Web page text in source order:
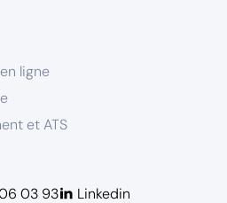
ligne
et ATS
03 93 Linkedin